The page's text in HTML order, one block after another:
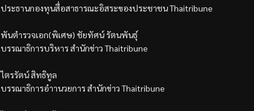
ประธานกองทุนสื่อสาธารณะอิสระของประชาชน Thaitribune
พันตำรวจเอก(พิเศษ) ชัยทัศน์ รัตนพันธุ์
บรรณาธิการบริหาร สำนักข่าว Thaitribune
ไตรรัตน์ สิทธิทูล
บรรณาธิการอำานวยการ สำนักข่าว Thaitribune